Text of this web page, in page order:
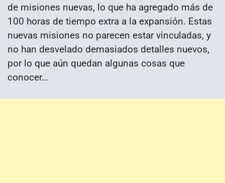
de misiones nuevas, lo que ha agregado más de
100 horas de tiempo extra a la expansión. Estas
nuevas misiones no parecen estar vinculadas, y
no han desvelado demasiados detalles nuevos,
por lo que aún quedan algunas cosas que
conocer…